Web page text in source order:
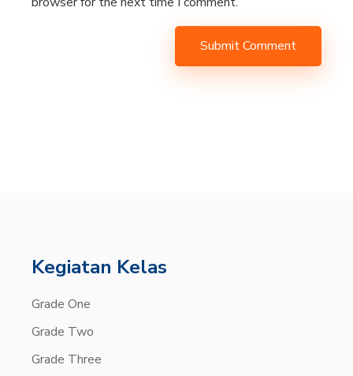
Submit Comment
Kegiatan Kelas
Grade One
Grade Two
Grade Three